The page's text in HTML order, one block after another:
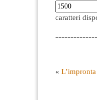
caratteri
«